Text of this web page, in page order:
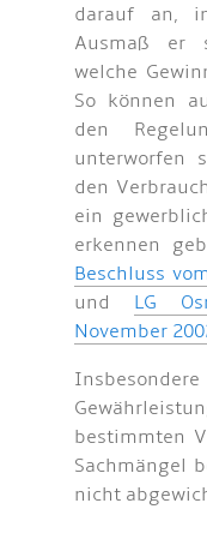
darauf an,
Ausmaß er
welche
So können
den
unterworfen
den
ein
erkennen
Beschluss
und LG
November
bestimmten
Sachmängel
nicht